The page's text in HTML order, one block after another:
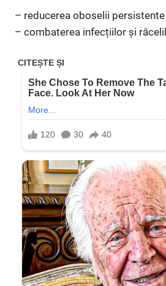
– reducerea oboselii persistente
– combaterea infecțiilor și